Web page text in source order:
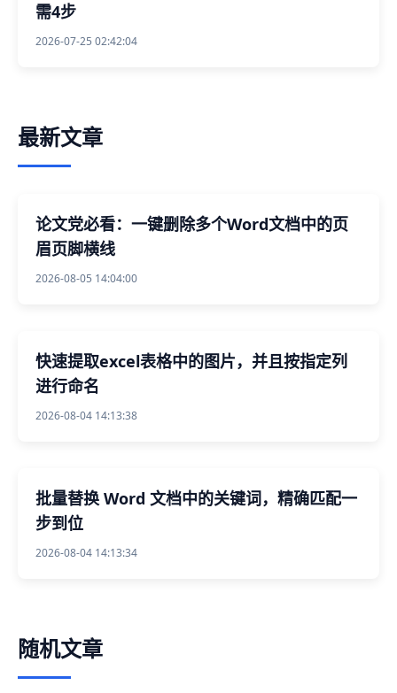
需4步
2026-07-25 02:42:04
最新文章
论文党必看：一键删除多个Word文档中的页
眉页脚横线
2026-08-05 14:04:00
快速提取excel表格中的图片，并且按指定列
进行命名
2026-08-04 14:13:38
批量替换 Word 文档中的关键词，精确匹配一
步到位
2026-08-04 14:13:34
随机文章